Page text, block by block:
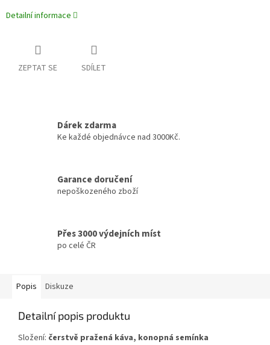
Detailní informace
ZEPTAT SE SDÍLET
Dárek zdarma
Ke každé objednávce nad 3000Kč.
Garance doručení
nepoškozeného zboží
Přes 3000 výdejních míst
po celé ČR
Popis Diskuze
Detailní popis produktu
Složení: čerstvě pražená káva, konopná semínka